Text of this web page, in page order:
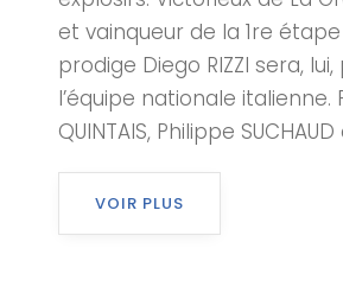
et vainqueur de la 1re
prodige Diego RIZZI sera,
l’équipe nationale italienne.
QUINTAIS, Philippe
VOIR PLUS